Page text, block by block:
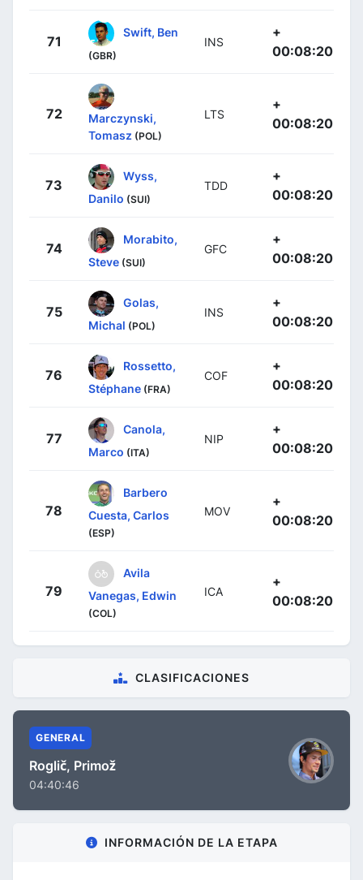
71
Swift, Ben
(GBR)
INS
+
00:08:20
72
Marczynski,
Tomasz (POL)
LTS
+
00:08:20
73
Wyss,
Danilo (SUI)
TDD
+
00:08:20
74
Morabito,
Steve (SUI)
GFC
+
00:08:20
75
Golas,
Michal (POL)
INS
+
00:08:20
76
Rossetto,
Stéphane (FRA)
COF
+
00:08:20
77
Canola,
Marco (ITA)
NIP
+
00:08:20
78
Barbero
Cuesta, Carlos
(ESP)
MOV
+
00:08:20
79
Avila
Vanegas, Edwin
(COL)
ICA
+
00:08:20
CLASIFICACIONES
GENERAL
Roglič, Primož
04:40:46
INFORMACIÓN DE LA ETAPA